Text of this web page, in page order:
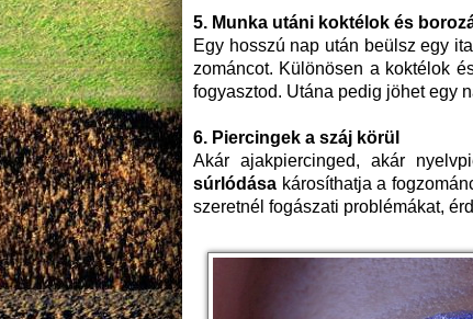
5. Munka utáni kokté lok és
Egy hosszú nap után beülsz egy
zománcot. Különösen a koktélok
fogyasztod. Utána pedig jöhet egy
6. Piercingek a száj körül
Akár ajakpiercinged, akár
súrl ódása károsíthatja a
szeretnél fogászati problémákat,